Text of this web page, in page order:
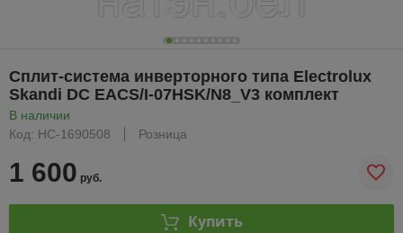
Сплит-система инверторного типа Electrolux
Skandi DC EACS/I-07HSK/N8_V3 комплект
В наличии
Код: НС-1690508
Розница
1 600 руб.
Купить